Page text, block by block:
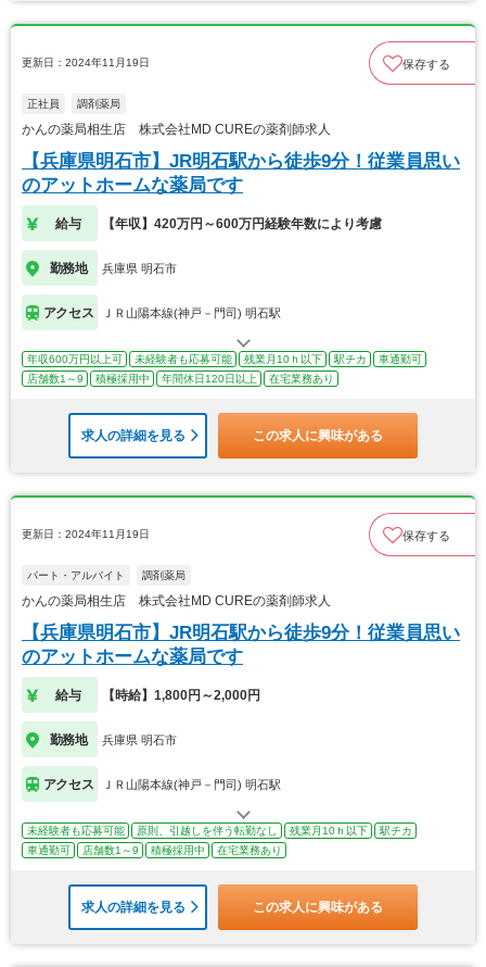
更新日：2024年11月19日 保存する
正社員 調剤薬局
かんの薬局相生店 株式会社MD CUREの薬剤師求人
【兵庫県明石市】JR明石駅から徒歩9分！従業員思い
のアットホームな薬局です
給与 【年収】420万円～600万円経験年数により考慮
勤務地 兵庫県 明石市
アクセス ＪＲ山陽本線(神戸－門司) 明石駅
年収600万円以上可 未経験者も応募可能 残業月10ｈ以下 駅チカ
車通勤可
店舗数1～9
積極採用中 年間休日120日以上 在宅業務あり
求人の詳細を見る この求人に興味がある
更新日：2024年11月19日 保存する
パート・アルバイト 調剤薬局
かんの薬局相生店 株式会社MD CUREの薬剤師求人
【兵庫県明石市】JR明石駅から徒歩9分！従業員思い
のアットホームな薬局です
給与 【時給】1,800円～2,000円
勤務地 兵庫県 明石市
アクセス ＪＲ山陽本線(神戸－門司) 明石駅
未経験者も応募可能 原則、引越しを伴う転勤なし 残業月10ｈ以下
駅チカ
車通勤可
店舗数1～9 積極採用中 在宅業務あり
求人の詳細を見る この求人に興味がある